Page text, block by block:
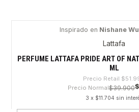
Inspirado en Nishane
Lattafa
PERFUME LATTAFA PRIDE ART OF
ML
Precio Retail
Precio Normal$39.900
3 x $11.704 sin